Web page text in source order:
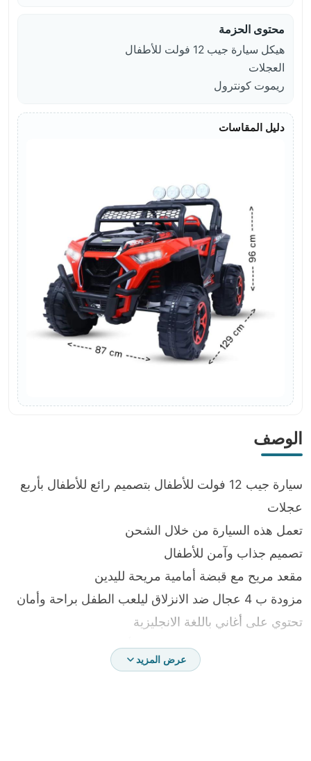
محتوى الحزمة
هيكل سيارة جيب 12 فولت للأطفال
العجلات
ريموت كونترول
دليل المقاسات
الوصف
سيارة جيب 12 فولت للأطفال بتصميم رائع للأطفال بأربع
عجلات
تعمل هذه السيارة من خلال الشحن
تصميم جذاب وآمن للأطفال
مقعد مريح مع قبضة أمامية مريحة لليدين
مزودة ب 4 عجال ضد الانزلاق ليلعب الطفل براحة وأمان
تحتوي على أغاني باللغة الانجليزية
مع إمكانية إضاءة أضوية السيارة
عرض المزيد